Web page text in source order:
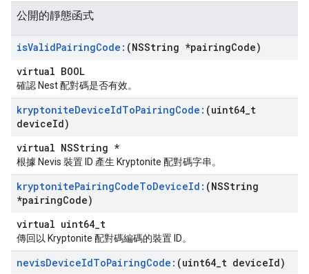
公開的靜態函式
isValidPairingCode: (NSString *pairingCode)
virtual BOOL
確認 Nest 配對碼是否有效。
kryptoniteDeviceIdToPairingCode: (uint64 t
deviceId)
virtual NSString *
根據 Nevis 裝置 ID 產生 Kryptonite 配對碼字串。
kryptonitePairingCodeToDeviceId: (NSString
*pairingCode)
virtual uint64_t
傳回以 Kryptonite 配對碼編碼的裝置 ID。
nevisDeviceIdToPairingCode: (uint64 t deviceId)